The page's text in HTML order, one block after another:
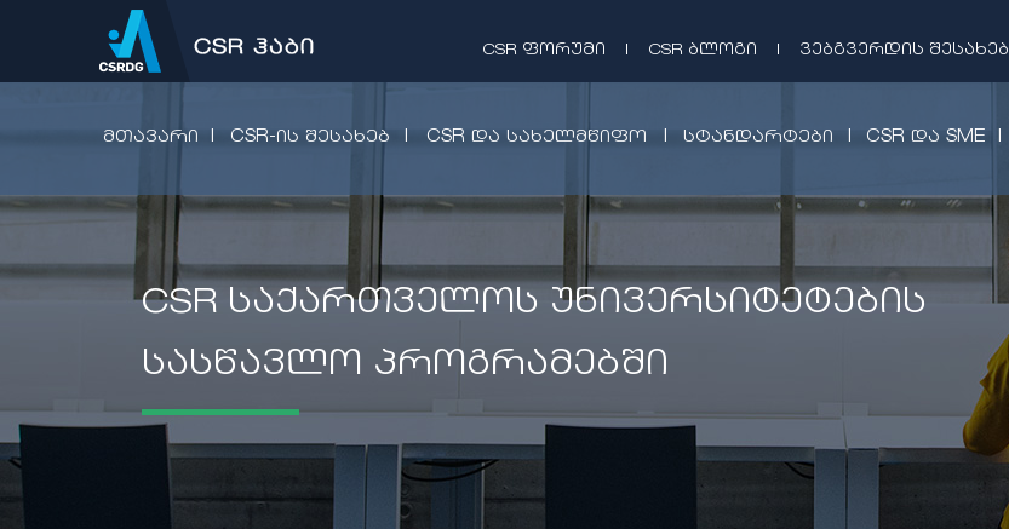
CSR ᲤᲝᲠᲣᲛᲘ CSR ᲑᲚᲝᲒᲘ ᲕᲔᲑᲒᲕᲔᲠᲓᲘᲡ ᲨᲔᲡᲐᲮᲔᲑ
ᲛᲗᲐᲕᲐᲠᲘ | CSR-ᲘᲡ ᲨᲔᲡᲐᲮᲔᲑ | CSR ᲓᲐ ᲡᲐᲮᲔᲚᲛᲬᲘᲤᲝ | ᲡᲢᲐᲜᲓᲐᲠᲢᲔᲑᲘ | CSR ᲓᲐ SME |
CSR საქართველოს უნივერსიტეტების
სასწავლო პროგრამებში